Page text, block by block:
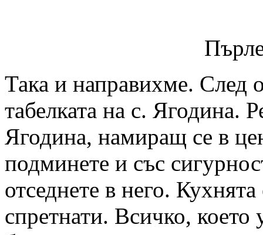
Така и направихме. След
табелката на с. Ягодина.
Ягодина, намиращ се в
подминете и със
отседнете в него.
спретнати. Всичко,